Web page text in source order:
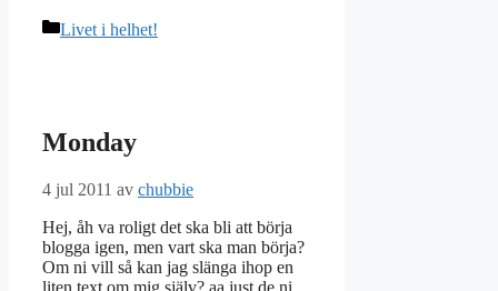
Kategorier
Livet i helhet!
Monday
4 jul 2011 av chubbie
Hej, åh va roligt det ska bli att börja
blogga igen, men vart ska man börja?
Om ni vill så kan jag slänga ihop en